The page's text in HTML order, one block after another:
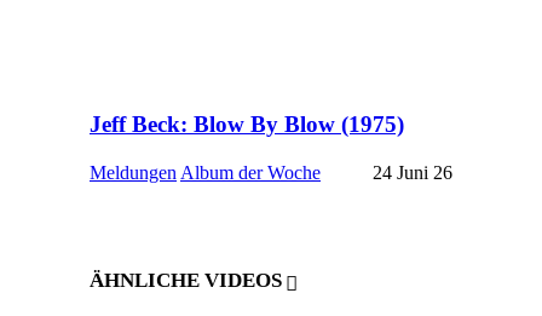
Jeff Beck: Blow By Blow (1975)
Meldungen Album der Woche 24 Juni 26
ÄHNLICHE VIDEOS